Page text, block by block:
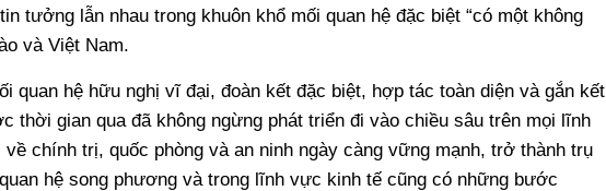
tưởng lẫn nhau trong khuôn khổ mối quan hệ đặc biệt “có một không
và Việt Nam.
quan hệ hữu nghị vĩ đại, đoàn kết đặc biệt, hợp tác toàn diện và gắn kết
thời gian qua đã không ngừng phát triển đi vào chiều sâu trên mọi lĩnh
chính trị, quốc phòng và an ninh ngày càng vững mạnh, trở thành trụ
hệ song phương và trong lĩnh vực kinh tế cũng có những bước